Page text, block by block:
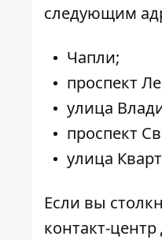
следующим
Чапли;
проспект
улица
проспект
улица
Если вы
контакт-